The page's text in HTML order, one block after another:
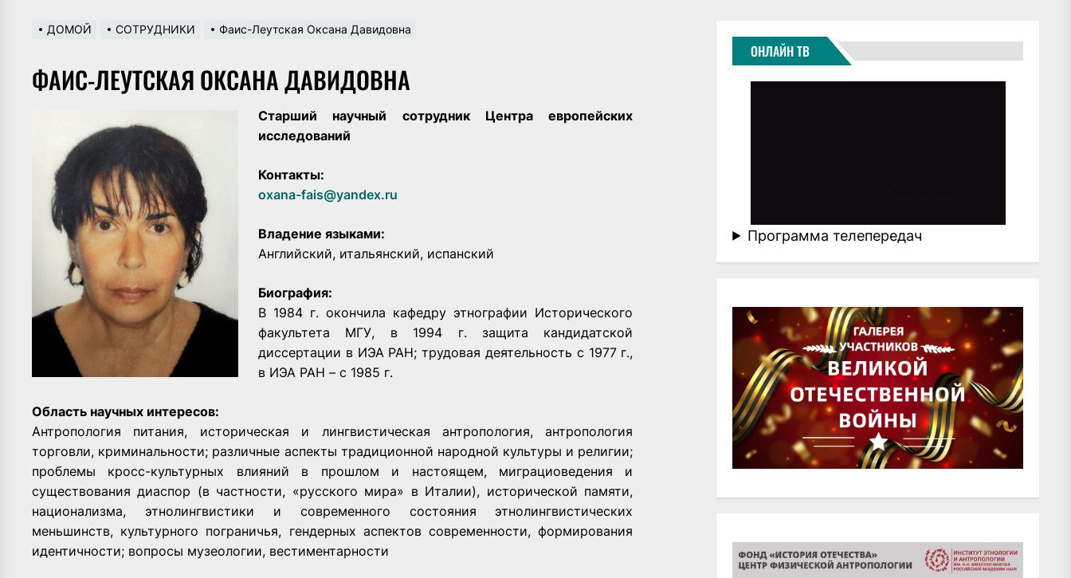
ДОМОЙ СОТРУДНИКИ Фаис-Леутская Оксана Давидовна
ФАИС-ЛЕУТСКАЯ ОКСАНА ДАВИДОВНА
Старший научный сотрудник Центра европейских
исследований
Контакты:
oxana-fais@yandex.ru
Владение языками:
Английский, итальянский, испанский
Биография:
В 1984 г. окончила кафедру этнографии Исторического
факультета МГУ, в 1994 г. защита кандидатской
диссертации в ИЭА РАН; трудовая деятельность с 1977 г.,
в ИЭА РАН – с 1985 г.
Область научных интересов:
Антропология питания, историческая и лингвистическая антропология, антропология
торговли, криминальности; различные аспекты традиционной народной культуры и религии;
проблемы кросс-культурных влияний в прошлом и настоящем, миграциоведения и
существования диаспор (в частности, «русского мира» в Италии), исторической памяти,
национализма, этнолингвистики и современного состояния этнолингвистических
меньшинств, культурного пограничья, гендерных аспектов современности, формирования
идентичности; вопросы музеологии, вестиментарности
ОНЛАЙН ТВ
Программа телепередач